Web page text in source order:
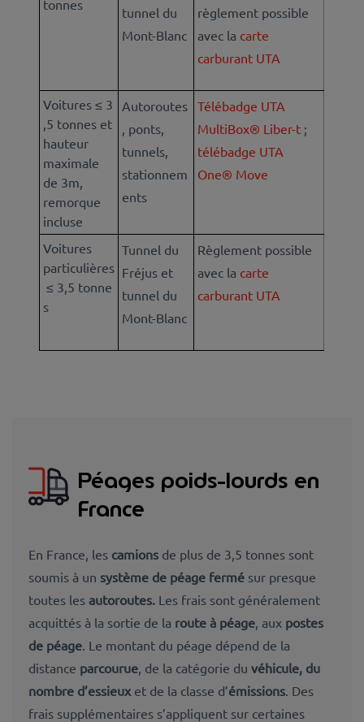
tonnes
tunnel du
Mont-Blanc
règlement possible
avec la carte
carburant UTA
Voitures ≤ 3
,5 tonnes et
hauteur
maximale
de 3m,
remorque
incluse
Autoroutes
, ponts,
tunnels,
stationnem
ents
Télébadge UTA
MultiBox® Liber-t ;
télébadge UTA
One® Move
Voitures
particulières
≤ 3,5 tonne
s
Tunnel du
Fréjus et
tunnel du
Mont-Blanc
Règlement possible
avec la carte
carburant UTA
Péages poids-lourds en
France
En France, les camions de plus de 3,5 tonnes sont
soumis à un système de péage fermé sur presque
toutes les autoroutes. Les frais sont généralement
acquittés à la sortie de la route à péage , aux postes
de péage . Le montant du péage dépend de la
distance parcourue , de la catégorie du véhicule, du
nombre d’essieux et de la classe d’émissions . Des
frais supplémentaires s’appliquent sur certaines